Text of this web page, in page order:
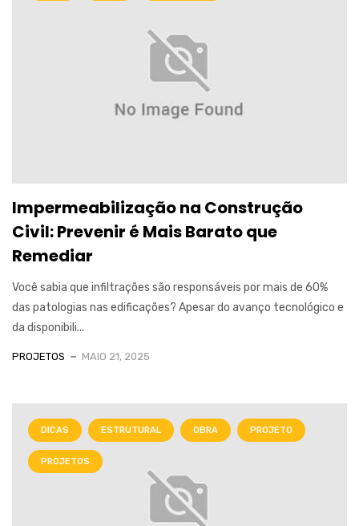
Impermeabilização na Construção
Civil: Prevenir é Mais Barato que
Remediar
Você sabia que infiltrações são responsáveis por mais de 60%
das patologias nas edificações? Apesar do avanço tecnológico e
da disponibili...
PROJETOS MAIO 21, 2025
DICAS ESTRUTURAL OBRA PROJETO
PROJETOS